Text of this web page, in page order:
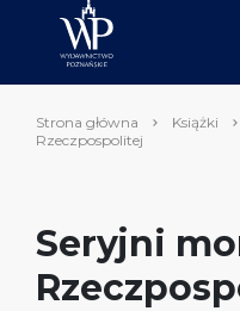
Strona główna Książki
Rzeczpospolitej
Seryjni